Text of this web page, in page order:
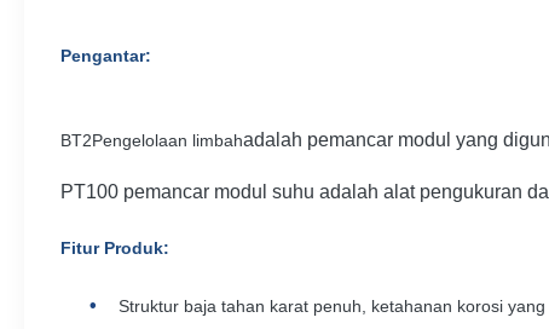
Pengantar:
BT2Pengelolaan limbahadalah pemancar modul yang
PT100 pemancar modul suhu adalah alat pengukuran
Fitur Produk:
Struktur baja tahan karat penuh, ketahanan korosi yang